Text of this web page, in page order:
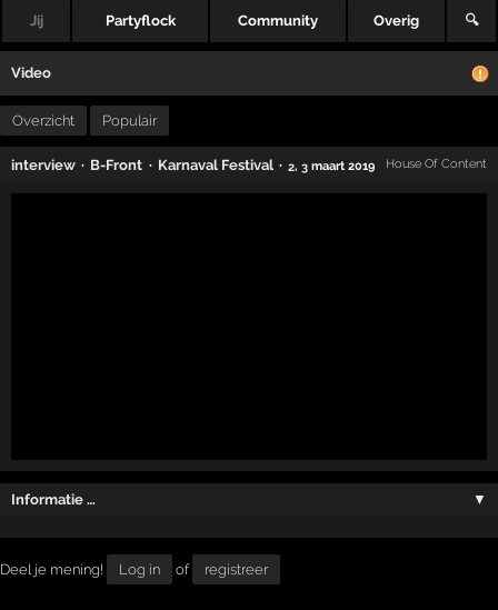
Jij Partyflock Community Overig 🔍
Video
Overzicht Populair
interview · B-Front · Karnaval Festival · 2, 3maart 2019 House Of Content
Informatie … ▼
Deel je mening! Log in of registreer